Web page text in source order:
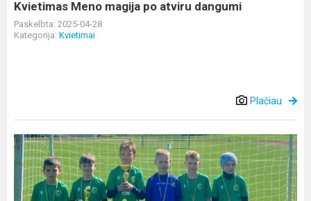
Kvietimas Meno magija po atviru dangumi
Paskelbta: 2025-04-28
Kategorija: Kvietimai
Plačiau
Futbolo
turnyras
Kaišiadoryse